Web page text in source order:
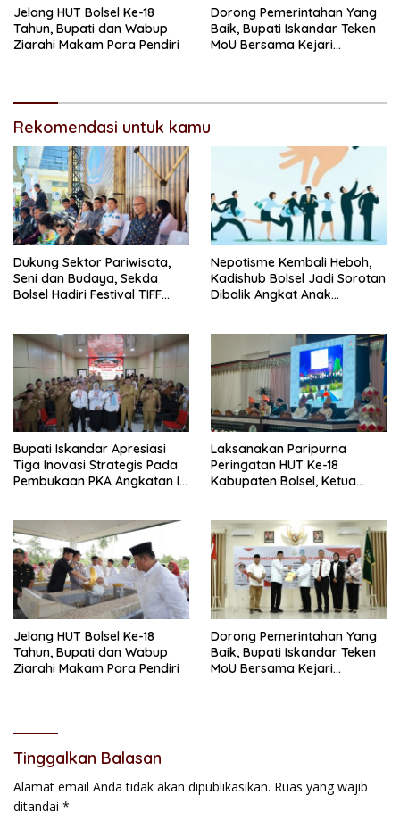
Jelang HUT Bolsel Ke-18
Tahun, Bupati dan Wabup
Ziarahi Makam Para Pendiri
Dorong Pemerintahan Yang
Baik, Bupati Iskandar Teken
MoU Bersama Kejari
Rekomendasi untuk kamu
Dukung Sektor Pariwisata,
Seni dan Budaya, Sekda
Bolsel Hadiri Festival TIFF
Nepotisme Kembali Heboh,
Kadishub Bolsel Jadi Sorotan
Dibalik Angkat Anak
Bupati Iskandar Apresiasi
Tiga Inovasi Strategis Pada
Pembukaan PKA Angkatan II
Laksanakan Paripurna
Peringatan HUT Ke-18
Kabupaten Bolsel, Ketua
Jelang HUT Bolsel Ke-18
Tahun, Bupati dan Wabup
Ziarahi Makam Para Pendiri
Dorong Pemerintahan Yang
Baik, Bupati Iskandar Teken
MoU Bersama Kejari
Tinggalkan Balasan
Alamat email Anda tidak akan dipublikasikan. Ruas yang wajib
ditandai *